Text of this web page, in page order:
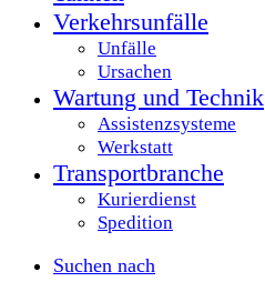
Verkehrsunfälle
Unfälle
Ursachen
Wartung und Technik
Assistenzsysteme
Werkstatt
Transportbranche
Kurierdienst
Spedition
Suchen nach